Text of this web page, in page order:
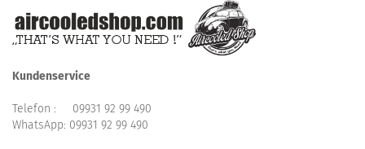
Kundenservice
Telefon : 09931 92 99 490
WhatsApp: 09931 92 99 490